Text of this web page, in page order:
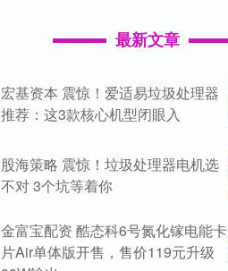
最新文章
宏基资本 震惊！爱适易垃圾处理器
推荐：这3款核心机型闭眼入
股海策略 震惊！垃圾处理器电机选
不对 3个坑等着你
金富宝配资 酷态科6号氮化镓电能卡
片Air单体版开售，售价119元升级